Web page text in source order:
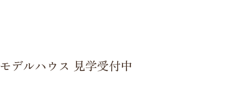
モデルハウス 見学受付中